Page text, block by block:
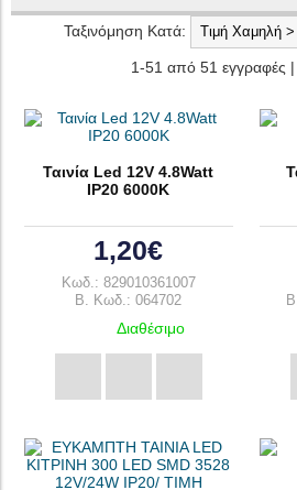
Ταξινόμηση Κατά:
1-51 από 51 εγγραφές |
Ταινία Led 12V 4.8Watt
IP20 6000K
1,20€
Κωδ.: 829010361007
B. Κωδ.: 064702
Διαθέσιμο